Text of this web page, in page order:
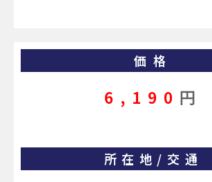
価格
6,190 円
所在地/交通